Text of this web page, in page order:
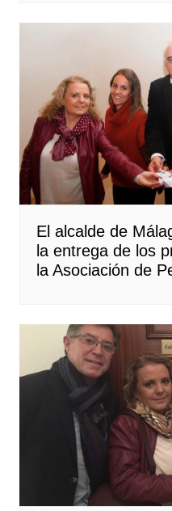
El alcalde de
la entrega de los
la Asociación de